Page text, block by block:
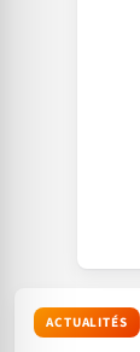
ACTUALITÉS